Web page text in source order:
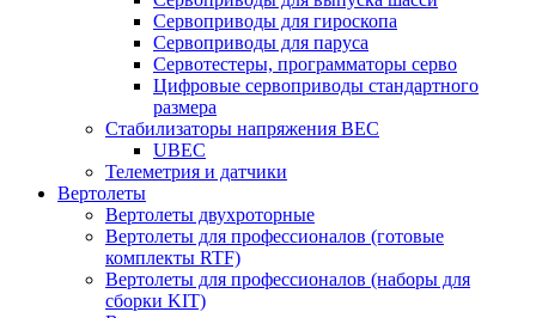
Сервоприводы для гироскопа
Сервоприводы для паруса
Сервотестеры, программаторы серво
Цифровые сервоприводы стандартного
размера
Стабилизаторы напряжения BEC
UBEC
Телеметрия и датчики
Вертолеты
Вертолеты двухроторные
Вертолеты для профессионалов (готовые
комплекты RTF)
Вертолеты для профессионалов (наборы для
сборки KIT)